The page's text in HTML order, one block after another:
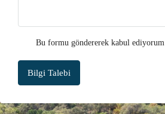
Bu formu göndererek kabul ediyorum
Bilgi Talebi